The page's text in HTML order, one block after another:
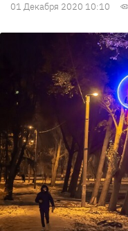
01 Декабря 2020 10:10